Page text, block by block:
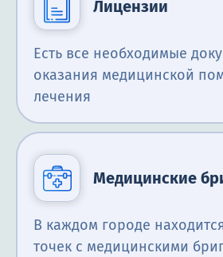
Лицензии
Есть все необходимые
оказания медицинской
лечения
Медицинские
В каждом городе
точек с медицинскими